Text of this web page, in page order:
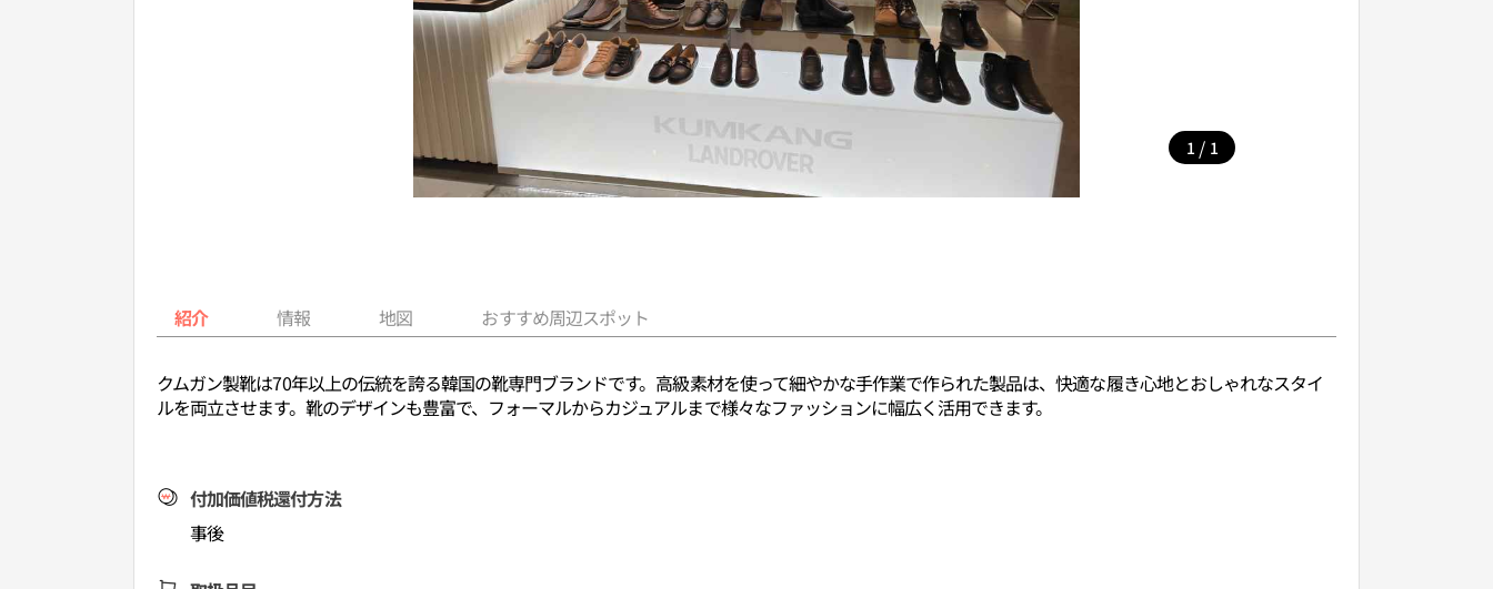
1 / 1
紹介 情報 地図 おすすめ周辺スポット
クムガン製靴は70年以上の伝統を誇る韓国の靴専門ブランドです。高級素材を使って細やかな手作業で作られた製品は、快適な履き心地とおしゃれなスタイ
ルを両立させます。靴のデザインも豊富で、フォーマルからカジュアルまで様々なファッションに幅広く活用できます。
付加価値税還付方法
事後